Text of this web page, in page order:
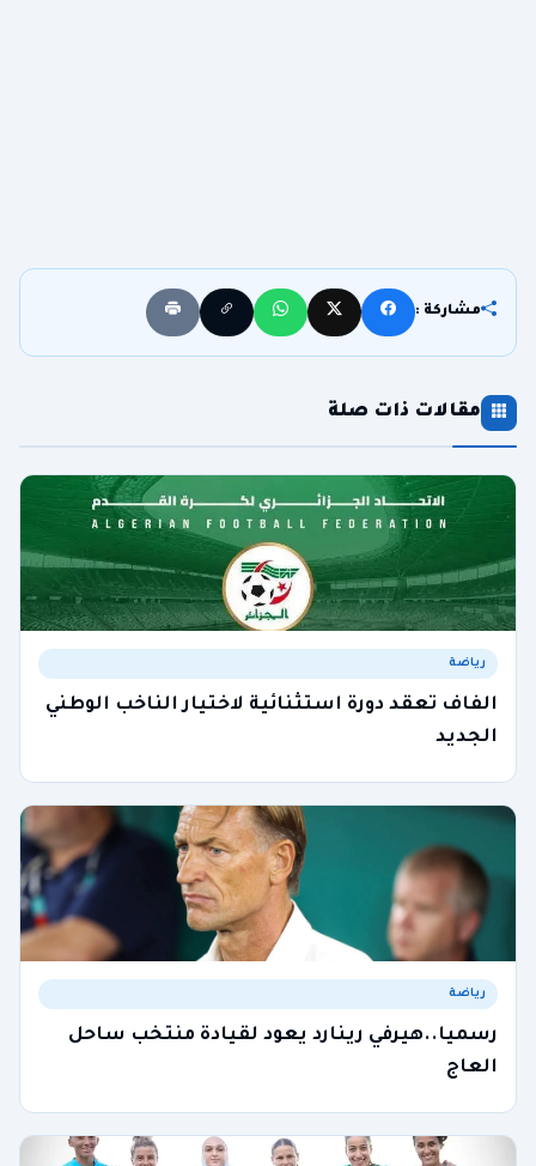
مشاركة :
مقالات ذات صلة
رياضة
الفاف تعقد دورة استثنائية لاختيار الناخب الوطني
الجديد
رياضة
رسميا..هيرفي رينارد يعود لقيادة منتخب ساحل
العاج